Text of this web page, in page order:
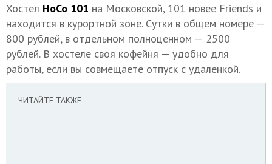
Хостел HoCo 101 на Московской, 101 новее Friends и
находится в курортной зоне. Сутки в общем номере —
800 рублей, в отдельном полноценном — 2500
рублей. В хостеле своя кофейня — удобно для
работы, если вы совмещаете отпуск с удаленкой.
ЧИТАЙТЕ ТАКЖЕ